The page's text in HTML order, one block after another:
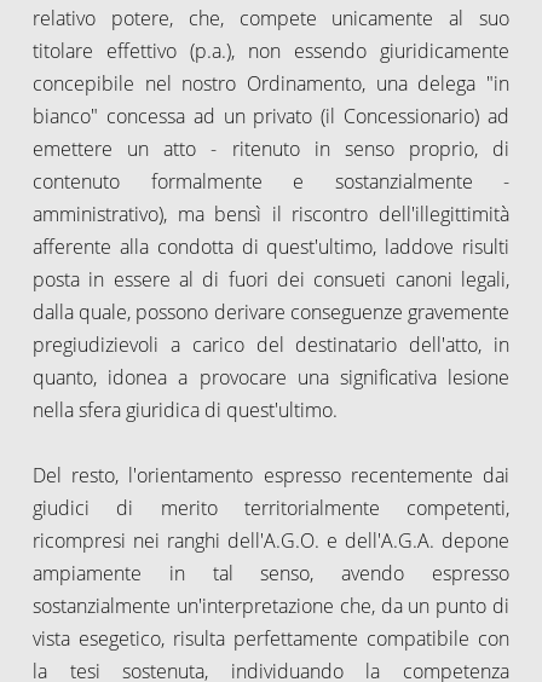
relativo potere, che, compete unicamente al suo
titolare effettivo (p.a.), non essendo giuridicamente
concepibile nel nostro Ordinamento, una delega "in
bianco" concessa ad un privato (il Concessionario) ad
emettere un atto - ritenuto in senso proprio, di
contenuto formalmente e sostanzialmente -
amministrativo), ma bensì il riscontro dell'illegittimità
afferente alla condotta di quest'ultimo, laddove risulti
posta in essere al di fuori dei consueti canoni legali,
dalla quale, possono derivare conseguenze gravemente
pregiudizievoli a carico del destinatario dell'atto, in
quanto, idonea a provocare una significativa lesione
nella sfera giuridica di quest'ultimo.
Del resto, l'orientamento espresso recentemente dai
giudici di merito territorialmente competenti,
ricompresi nei ranghi dell'A.G.O. e dell'A.G.A. depone
ampiamente in tal senso, avendo espresso
sostanzialmente un'interpretazione che, da un punto di
vista esegetico, risulta perfettamente compatibile con
la tesi sostenuta, individuando la competenza